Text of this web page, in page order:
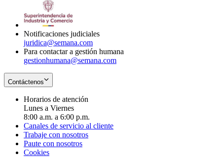
Notificaciones judiciales
juridica@semana.com
Para contactar a gestión humana
gestionhumana@semana.com
Contáctenos
Horarios de atención
Lunes a Viernes
8:00 a.m. a 6:00 p.m.
Canales de servicio al cliente
Trabaje con nosotros
Paute con nosotros
Cookies